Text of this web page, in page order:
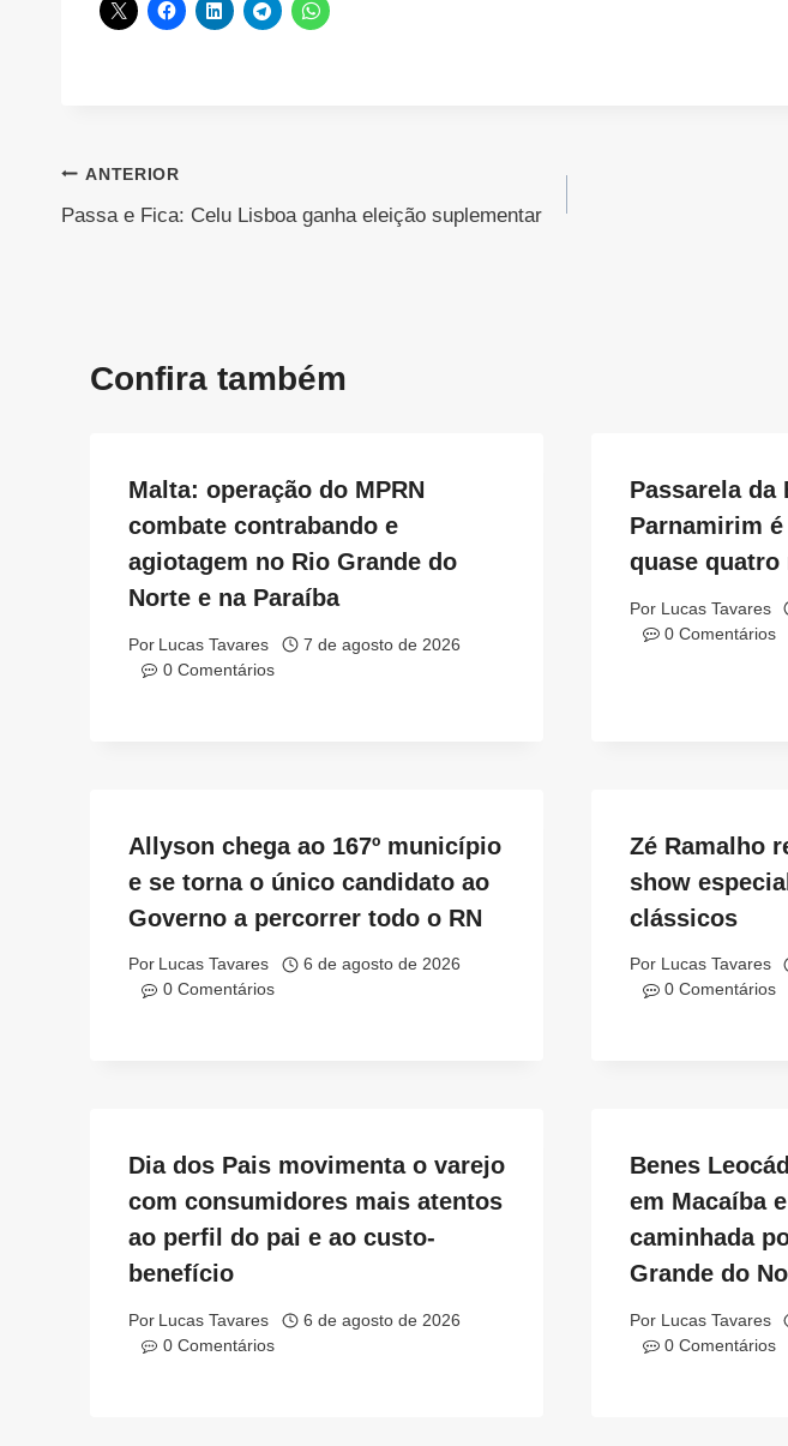
Navegação
de
ANTERIOR
Passa e Fica: Celu Lisboa ganha eleição suplementar
Confira também
Malta: operação do MPRN
combate contrabando e
agiotagem no Rio Grande do
Norte e na Paraíba
Por Lucas Tavares
7 de agosto de 2026
0 Comentários
Passarela da
Parnamirim
quase quatro
Por Lucas Tavares
0 Comentários
Allyson chega ao 167º município
e se torna o único candidato ao
Governo a percorrer todo o RN
Por Lucas Tavares
6 de agosto de 2026
0 Comentários
Zé Ramalho
show
clássicos
Por Lucas Tavares
0 Comentários
Dia dos Pais movimenta o varejo
com consumidores mais atentos
ao perfil do pai e ao custo-
benefício
Por Lucas Tavares
6 de agosto de 2026
0 Comentários
Benes
em Macaíba
caminhada
Grande do
Por Lucas Tavares
0 Comentários